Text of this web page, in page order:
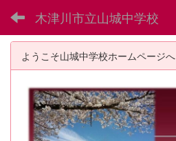
木津川市立山城中学校
ようこそ山城中学校ホームページへ